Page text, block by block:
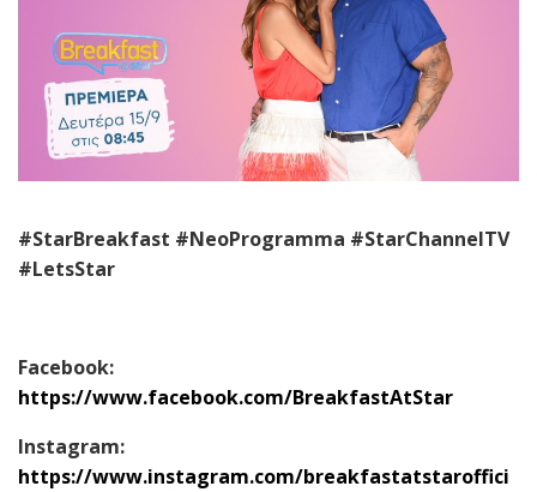
#StarBreakfast #NeoProgramma #StarChannelTV
#LetsStar
Facebook:
https://www.facebook.com/BreakfastAtStar
Instagram:
https://www.instagram.com/breakfastatstaroffici